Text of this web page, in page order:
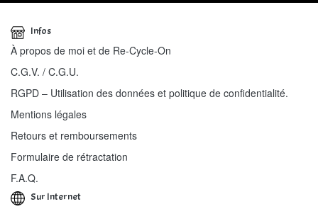
Infos
À propos de moi et de Re-Cycle-On
C.G.V. / C.G.U.
RGPD – Utilisation des données et politique de confidentialité.
Mentions légales
Retours et remboursements
Formulaire de rétractation
F.A.Q.
Sur Internet